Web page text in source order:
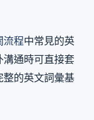
流程中常見的英
通時可直接套
整的英文詞彙基